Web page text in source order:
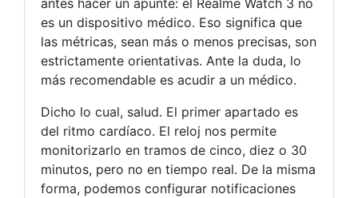
antes hacer un apunte: el Realme Watch 3 no
es un dispositivo médico. Eso significa que
las métricas, sean más o menos precisas, son
estrictamente orientativas. Ante la duda, lo
más recomendable es acudir a un médico.
Dicho lo cual, salud. El primer apartado es
del ritmo cardíaco. El reloj nos permite
monitorizarlo en tramos de cinco, diez o 30
minutos, pero no en tiempo real. De la misma
forma, podemos configurar notificaciones